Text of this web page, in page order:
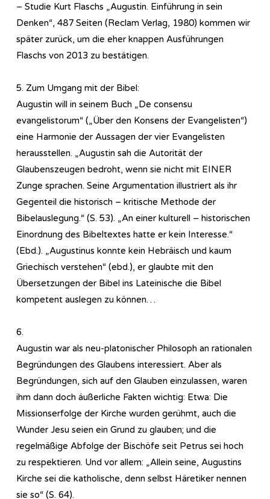
– Studie Kurt Flaschs „Augustin. Einführung in sein
Denken“, 487 Seiten (Reclam Verlag, 1980) kommen wir
später zurück, um die eher knappen Ausführungen
Flaschs von 2013 zu bestätigen.
5. Zum Umgang mit der Bibel:
Augustin will in seinem Buch „De consensu
evangelistorum“ („Über den Konsens der Evangelisten“)
eine Harmonie der Aussagen der vier Evangelisten
herausstellen. „Augustin sah die Autorität der
Glaubenszeugen bedroht, wenn sie nicht mit EINER
Zunge sprachen. Seine Argumentation illustriert als ihr
Gegenteil die historisch – kritische Methode der
Bibelauslegung.“ (S. 53). „An einer kulturell – historischen
Einordnung des Bibeltextes hatte er kein Interesse.“
(Ebd.). „Augustinus konnte kein Hebräisch und kaum
Griechisch verstehen“ (ebd.), er glaubte mit den
Übersetzungen der Bibel ins Lateinische die Bibel
kompetent auslegen zu können…
6.
Augustin war als neu-platonischer Philosoph an rationalen
Begründungen des Glaubens interessiert. Aber als
Begründungen, sich auf den Glauben einzulassen, waren
ihm dann doch äußerliche Fakten wichtig: Etwa: Die
Missionserfolge der Kirche wurden gerühmt, auch die
Wunder Jesu seien ein Grund zu glauben; und die
regelmäßige Abfolge der Bischöfe seit Petrus sei hoch
zu respektieren. Und vor allem: „Allein seine, Augustins
Kirche sei die katholische, denn selbst Häretiker nennen
sie so“ (S. 64).